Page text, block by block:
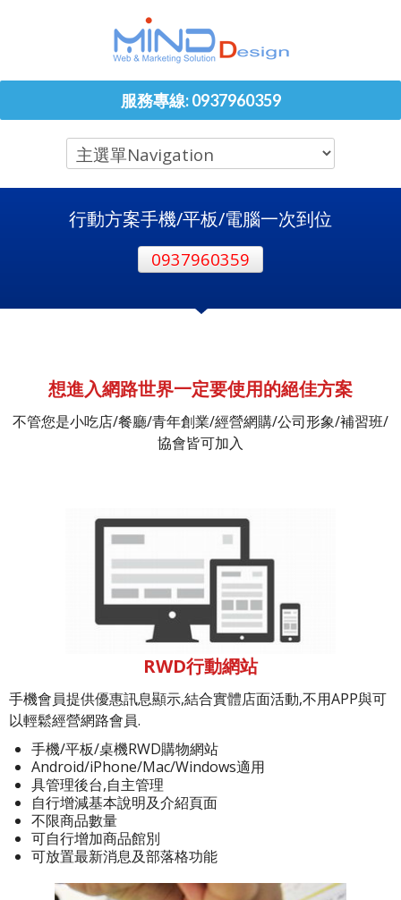
服務專線: 0937960359
行動方案手機/平板/電腦一次到位
0937960359
想進入網路世界一定要使用的絕佳方案
不管您是小吃店/餐廳/青年創業/經營網購/公司形象/補習班/
協會皆可加入
RWD行動網站
手機會員提供優惠訊息顯示,結合實體店面活動,不用APP與可
以輕鬆經營網路會員.
手機/平板/桌機RWD購物網站
Android/iPhone/Mac/Windows適用
具管理後台,自主管理
自行增減基本說明及介紹頁面
不限商品數量
可自行增加商品館別
可放置最新消息及部落格功能